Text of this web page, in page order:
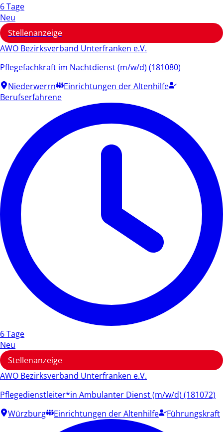
6 Tage
Neu
Stellenanzeige
AWO Bezirksverband Unterfranken e.V.
Pflegefachkraft im Nachtdienst (m/w/d) (181080)
Niederwerrn
Einrichtungen der Altenhilfe
Berufserfahrene
6 Tage
Neu
Stellenanzeige
AWO Bezirksverband Unterfranken e.V.
Pflegedienstleiter*in Ambulanter Dienst (m/w/d) (181072)
Würzburg
Einrichtungen der Altenhilfe Führungskraft